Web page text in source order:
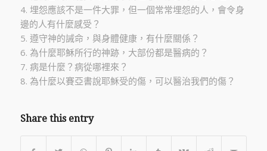
4. 埋怨應該不是一件大罪，但一個常常埋怨的人，會令身
邊的人有什麼感受？
5. 遵守神的誡命，與身體健康，有什麼關係？
6. 為什麼耶穌所行的神跡，大部份都是醫病的？
7. 病是什麼？病從哪裡來？
8. 為什麼以賽亞書說耶穌受的傷，可以醫治我們的傷？
Share this entry